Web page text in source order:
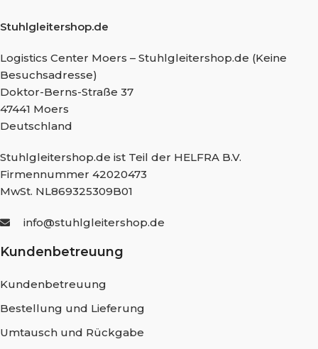
Stuhlgleitershop.de
Logistics Center Moers – Stuhlgleitershop.de (Keine
Besuchsadresse)
Doktor-Berns-Straße 37
47441 Moers
Deutschland
Stuhlgleitershop.de ist Teil der HELFRA B.V.
Firmennummer 42020473
MwSt. NL869325309B01
info@stuhlgleitershop.de
Kundenbetreuung
Kundenbetreuung
Bestellung und Lieferung
Umtausch und Rückgabe